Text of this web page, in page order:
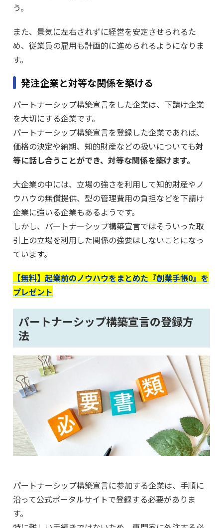
う。
また、景気に左右されずに経営を安定させられるた
め、従業員の雇用も計画的に進められるようになりま
す。
発注企業と対等な関係を築ける
パートナーシップ構築宣言をした企業は、下請け企業
を大切にする企業です。
パートナーシップ構築宣言を登録した企業であれば、
価格の決定や納期、知的財産などの扱いについても対
等に話し合うことができ、対等な関係を築けます。
大企業の中には、立場の強さを利用して知的財産やノ
ウハウの無償提供、型の管理費用の負担などを下請け
企業に強いる企業もあるようです。
しかし、パートナーシップ構築宣言ではそういった取
引上の立場を利用した関係の強要はしないことになっ
ています。
【無料】起業前のノウハウをまとめた『創業手帳0』を
プレゼント
パートナーシップ構築宣言の登録方
法
パートナーシップ構築宣言に参加する企業は、手順に
沿って公式ポータルサイトで登録する必要がありま
す。